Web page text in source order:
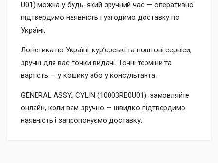
U01) можна у будь-який зручний час — оперативно
підтвердимо наявність і узгодимо доставку по
Україні.
Логістика по Україні: кур’єрські та поштові сервіси,
зручні для вас точки видачі. Точні терміни та
вартість — у кошику або у консультанта.
GENERAL ASSY., CYLIN (10003RB0U01): замовляйте
онлайн, коли вам зручно — швидко підтвердимо
наявність і запропонуємо доставку.